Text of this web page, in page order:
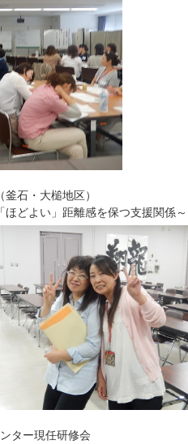
石・大槌地区）
ほどよい」距離感を保つ支援関係
ター現任研修会